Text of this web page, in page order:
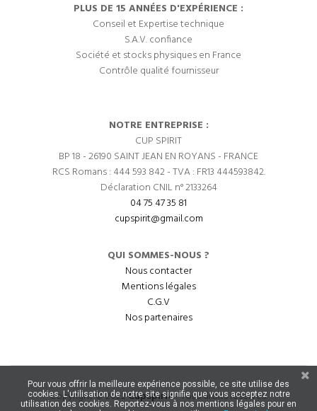
PLUS DE 15 ANNÉES D'EXPÉRIENCE :
Conseil et Expertise technique
S.A.V. confiance
Société et stocks physiques en France
Contrôle qualité fournisseur
NOTRE ENTREPRISE :
CUP SPIRIT
BP 18 - 26190 SAINT JEAN EN ROYANS - FRANCE
RCS Romans : 444 593 842 - TVA : FR13 444593842.
Déclaration CNIL n° 2133264
04 75 47 35 81
cupspirit@gmail.com
QUI SOMMES-NOUS ?
Nous contacter
Mentions légales
C.G.V
Nos partenaires
Copyright © 2022CupSpirit- Tous droits réservés.
Pour vous offrir la meilleure expérience possible, ce site utilise des
cookies. L'utilisation de notre site signifie que vous acceptez notre
utilisation des cookies. Reportez-vous à nos mentions légales pour en